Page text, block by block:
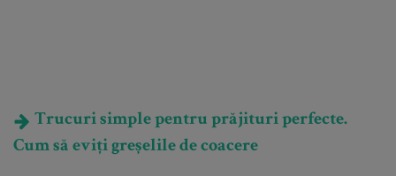
Trucuri simple pentru prăjituri perfecte.
Cum să eviți greșelile de coacere